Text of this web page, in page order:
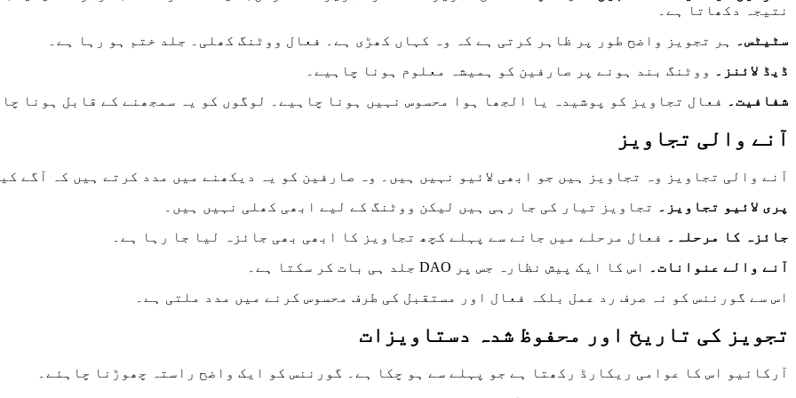
نتیجہ دکھاتا ہے۔
سٹیٹس۔
ہر تجویز واضح طور پر ظاہر کرتی ہے کہ وہ کہاں کھڑی ہے۔ فعال ووٹنگ کھلی۔ جلد ختم ہو رہا ہے۔
ڈیڈ لائنز۔
ووٹنگ بند ہونے پر صارفین کو ہمیشہ معلوم ہونا چاہیے۔
شفافیت۔
فعال تجاویز کو پوشیدہ یا الجھا ہوا محسوس نہیں ہونا چاہیے۔ لوگوں کو یہ سمجھنے کے قابل ہونا
آنے والی تجاویز
آنے والی تجاویز وہ تجاویز ہیں جو ابھی لائیو نہیں ہیں۔ وہ صارفین کو یہ دیکھنے میں مدد کرتے ہیں کہ آگے
پری لائیو تجاویز۔
تجاویز تیار کی جا رہی ہیں لیکن ووٹنگ کے لیے ابھی کھلی نہیں ہیں۔
جائزہ کا مرحلہ۔
فعال مرحلے میں جانے سے پہلے کچھ تجاویز کا ابھی بھی جائزہ لیا جا رہا ہے۔
آنے والے عنوانات۔
اس کا ایک پیش نظارہ جس پر DAO جلد ہی بات کر سکتا ہے۔
اس سے گورننس کو نہ صرف رد عمل بلکہ فعال اور مستقبل کی طرف محسوس کرنے میں مدد ملتی ہے۔
تجویز کی تاریخ اور محفوظ شدہ دستاویزات
آرکائیو اس کا عوامی ریکارڈ رکھتا ہے جو پہلے سے ہو چکا ہے۔ گورننس کو ایک واضح راستہ چھوڑنا چاہئے۔